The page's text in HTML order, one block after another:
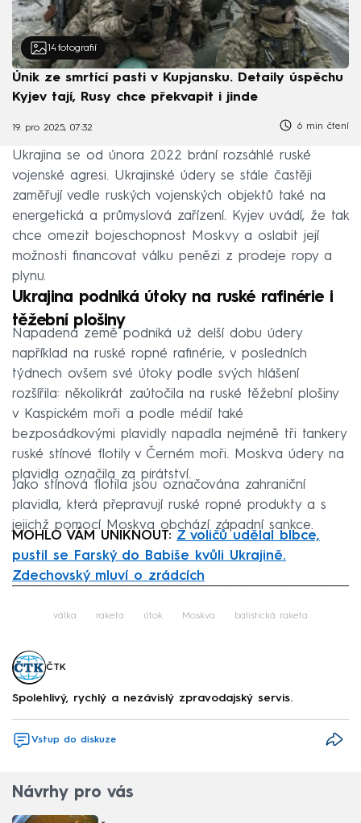
14 fotografií
Únik ze smrtící pasti v Kupjansku. Detaily úspěchu
Kyjev tají, Rusy chce překvapit i jinde
19. pro 2025, 07:32 6 min čtení
Ukrajina se od února 2022 brání rozsáhlé ruské
vojenské agresi. Ukrajinské údery se stále častěji
zaměřují vedle ruských vojenských objektů také na
energetická a průmyslová zařízení. Kyjev uvádí, že tak
chce omezit bojeschopnost Moskvy a oslabit její
možnosti financovat válku penězi z prodeje ropy a
plynu.
Ukrajina podniká útoky na ruské rafinérie i
těžební plošiny
Napadená země podniká už delší dobu údery
například na ruské ropné rafinérie, v posledních
týdnech ovšem své útoky podle svých hlášení
rozšířila: několikrát zaútočila na ruské těžební plošiny
v Kaspickém moři a podle médií také
bezposádkovými plavidly napadla nejméně tři tankery
ruské stínové flotily v Černém moři. Moskva údery na
plavidla označila za pirátství.
Jako stínová flotila jsou označována zahraniční
plavidla, která přepravují ruské ropné produkty a s
jejichž pomocí Moskva obchází západní sankce.
MOHLO VÁM UNIKNOUT: Z voličů udělal blbce,
pustil se Farský do Babiše kvůli Ukrajině.
Zdechovský mluví o zrádcích
válka raketa útok Moskva balistická raketa
ČTK
Spolehlivý, rychlý a nezávislý zpravodajský servis.
Vstup do diskuze
Návrhy pro vás